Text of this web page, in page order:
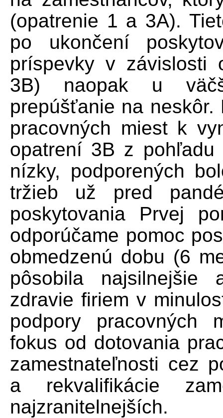
(opatrenie 1 a 3A).
po ukončení
príspevky v závislosti
3B) naopak u
prepúšťanie na neskôr.
pracovných miest k
opatrení 3B z pohľadu
nízky, podporených
tržieb už pred
poskytovania Prvej
odporúčame pomoc
obmedzenú dobu (6
pôsobila najsilnejšie
zdravie firiem v
podpory pracovných
fokus od dotovania
zamestnateľnosti cez
a rekvalifikácie
najzranitelnejších.